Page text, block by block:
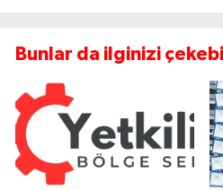
Bunlar da ilginizi